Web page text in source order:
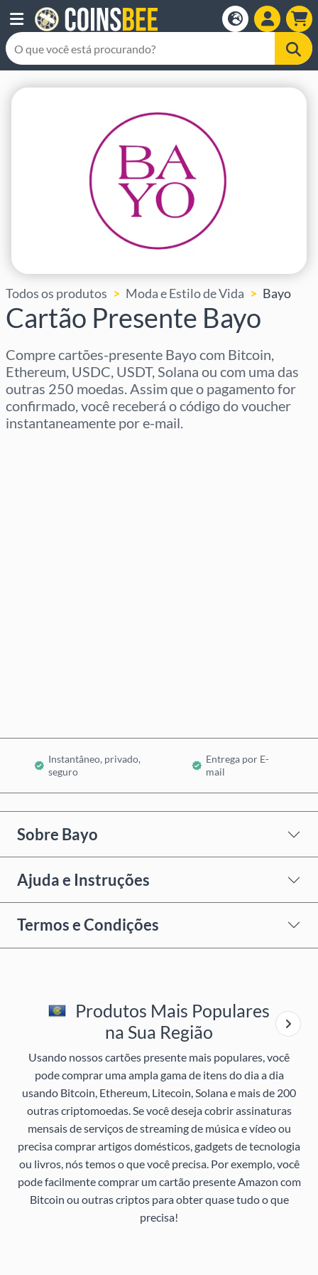
Todos os produtos Moda e Estilo de Vida Bayo
Cartão Presente Bayo
Compre cartões-presente Bayo com Bitcoin,
Ethereum, USDC, USDT, Solana ou com uma das
outras 250 moedas. Assim que o pagamento for
confirmado, você receberá o código do voucher
instantaneamente por e-mail.
Instantâneo, privado,
seguro
Entrega por E-
mail
Sobre Bayo
Ajuda e Instruções
Termos e Condições
Produtos Mais Populares
na Sua Região
Usando nossos cartões presente mais populares, você
pode comprar uma ampla gama de itens do dia a dia
usando Bitcoin, Ethereum, Litecoin, Solana e mais de 200
outras criptomoedas. Se você deseja cobrir assinaturas
mensais de serviços de streaming de música e vídeo ou
precisa comprar artigos domésticos, gadgets de tecnologia
ou livros, nós temos o que você precisa. Por exemplo, você
pode facilmente comprar um cartão presente Amazon com
Bitcoin ou outras criptos para obter quase tudo o que
precisa!